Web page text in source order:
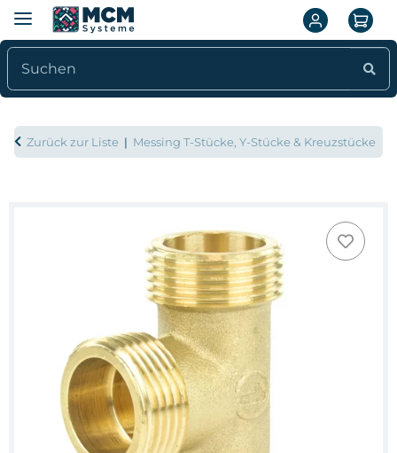
Zurück zur Liste Messing T-Stücke, Y-Stücke & Kreuzstücke